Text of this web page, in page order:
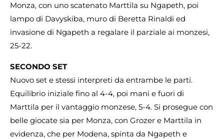
Monza, con uno scatenato Marttila su Ngapeth, poi
lampo di Davyskiba, muro di Beretta Rinaldi ed
invasione di Ngapeth a regalare il parziale ai monzesi,
25-22.
SECONDO SET
Nuovo set e stessi interpreti da entrambe le parti.
Equilibrio iniziale fino al 4-4, poi mani e fuori di
Marttila per il vantaggio monzese, 5-4. Si prosegue con
belle giocate sia per Monza, con Grozer e Marttila in
evidenza, che per Modena, spinta da Ngapeth e